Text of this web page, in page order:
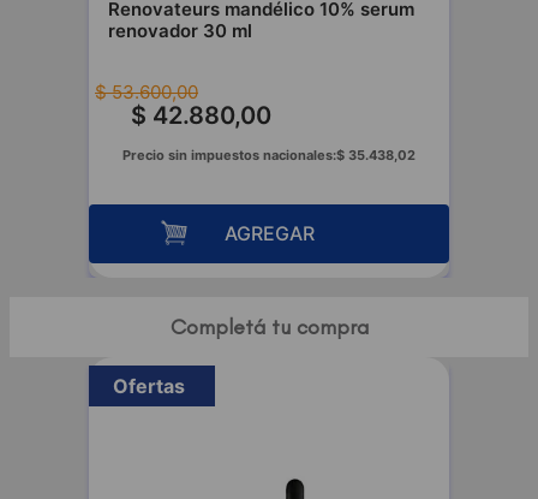
Renovateurs mandélico 10% serum
renovador 30 ml
$ 53.600,00
$ 42.880,00
Precio sin impuestos nacionales:$ 35.438,02
AGREGAR
Completá tu compra
Ofertas